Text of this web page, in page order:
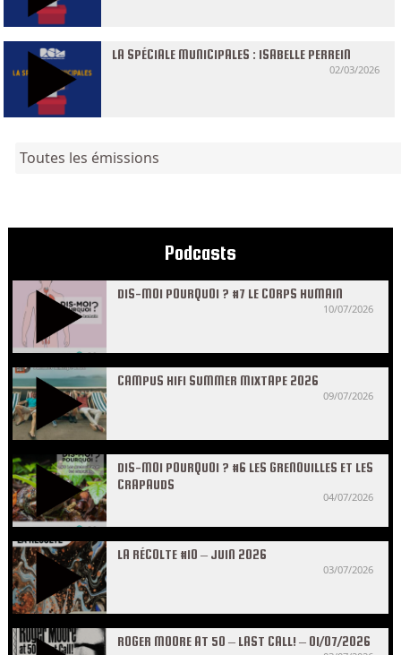
LA SPÉCIALE MUNICIPALES : ISABELLE PERREIN
02/03/2026
Toutes les émissions
Podcasts
DIS-MOI POURQUOI ? #7 LE CORPS HUMAIN
10/07/2026
CAMPUS HIFI SUMMER MIXTAPE 2026
09/07/2026
DIS-MOI POURQUOI ? #6 LES GRENOUILLES ET LES
CRAPAUDS
04/07/2026
LA RÉCOLTE #10 – JUIN 2026
03/07/2026
ROGER MOORE AT 50 – LAST CALL! – 01/07/2026